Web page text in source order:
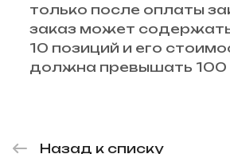
только после оплаты
заказ может
10 позиций и его
должна превышать 100
Назад к списку